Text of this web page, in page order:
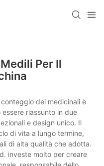
Per Il
dei medicinali è
riassunto in due
e design unico. Il
di vita a lungo termine,
di alta qualità che adotta.
investe molto per creare